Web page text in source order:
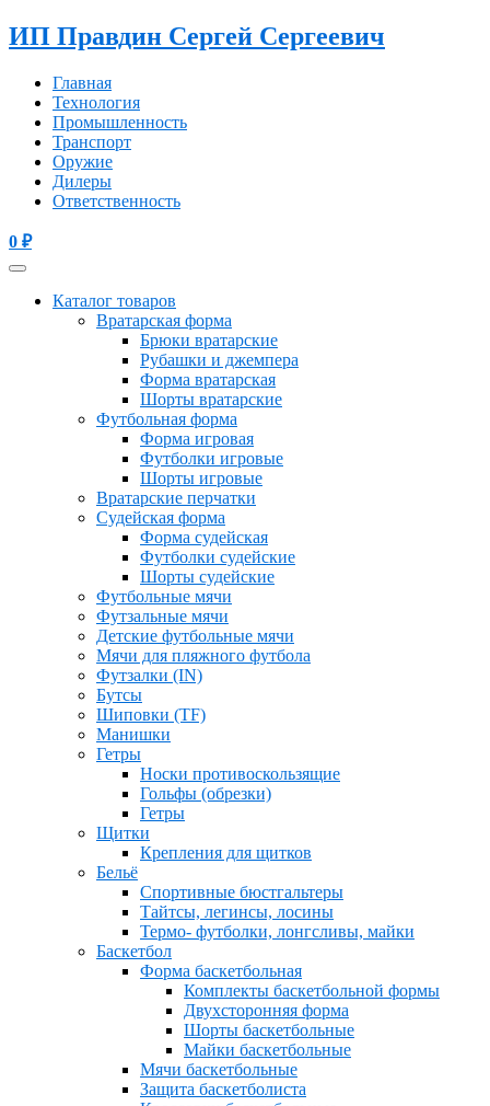
ИП Правдин Сергей Сергеевич
Главная
Технология
Промышленность
Транспорт
Оружие
Дилеры
Ответственность
0 ₽
Каталог товаров
Вратарская форма
Брюки вратарские
Рубашки и джемпера
Форма вратарская
Шорты вратарские
Футбольная форма
Форма игровая
Футболки игровые
Шорты игровые
Вратарские перчатки
Судейская форма
Форма судейская
Футболки судейские
Шорты судейские
Футбольные мячи
Футзальные мячи
Детские футбольные мячи
Мячи для пляжного футбола
Футзалки (IN)
Бутсы
Шиповки (TF)
Манишки
Гетры
Носки противоскользящие
Гольфы (обрезки)
Гетры
Щитки
Крепления для щитков
Бельё
Спортивные бюстгальтеры
Тайтсы, легинсы, лосины
Термо- футболки, лонгсливы, майки
Баскетбол
Форма баскетбольная
Комплекты баскетбольной формы
Двухсторонняя форма
Шорты баскетбольные
Майки баскетбольные
Мячи баскетбольные
Защита баскетболиста